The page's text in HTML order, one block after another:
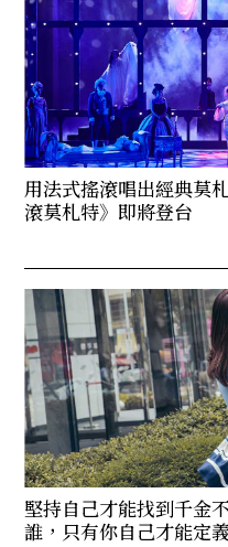
用法式搖滾唱出經典莫
滾莫札特》即將登台
堅持自己才能找到千金
誰，只有你自己才能定義